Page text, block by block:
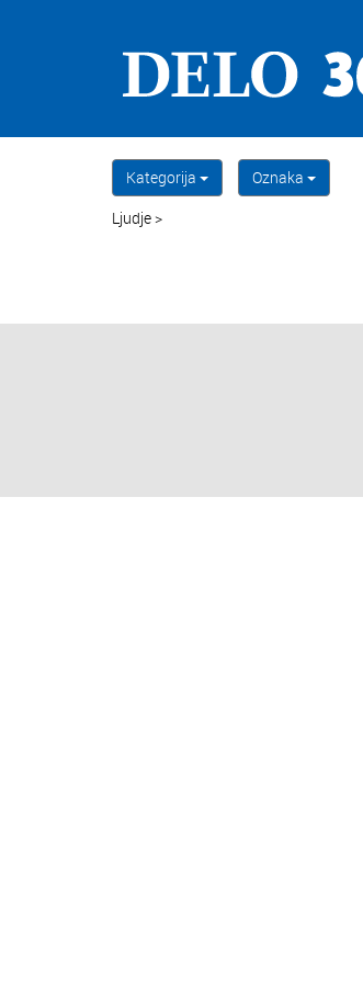
Kategorija
Oznaka
Ljudje >